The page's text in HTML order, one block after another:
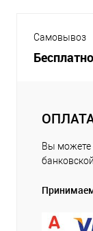
Самовывоз
Бесплатно
Вы можете